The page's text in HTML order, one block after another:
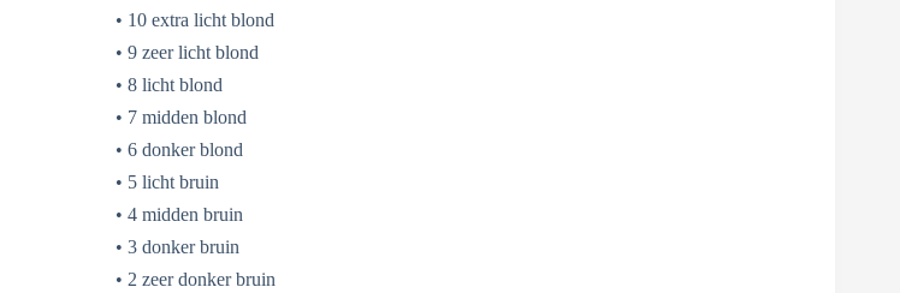
• 10 extra licht blond
• 9 zeer licht blond
• 8 licht blond
• 7 midden blond
• 6 donker blond
• 5 licht bruin
• 4 midden bruin
• 3 donker bruin
• 2 zeer donker bruin